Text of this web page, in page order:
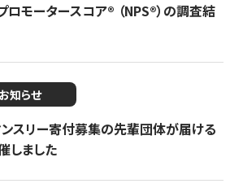
モータースコア®︎ （NPS®︎）の調査結
お知らせ
ンスリー寄付募集の先輩団体が届ける
しました